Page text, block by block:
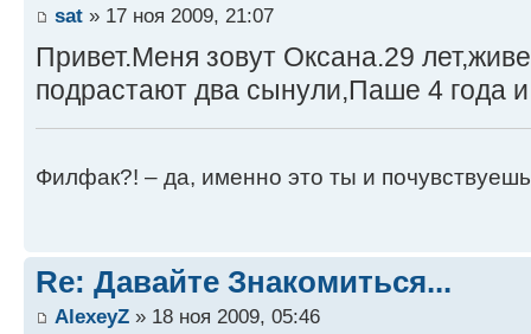
sat » 17 ноя 2009, 21:07
Привет.Меня зовут Оксана.29
подрастают два сынули,Паше 4 года
Филфак?! – да, именно это ты и
Re: Давайте Знакомиться...
AlexeyZ » 18 ноя 2009, 05:46